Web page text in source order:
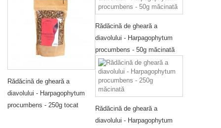
Rădăcină de gheară a
diavolului - Harpagophytum
procumbens - 250g tocat
Rădăcină de gheară a
diavolului - Harpagophytum
procumbens - 50g măcinată
Rădăcină de gheară a
diavolului - Harpagophytum